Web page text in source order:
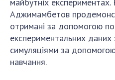
Аджимамбетов
отримані за допомогою
експериментальних
симуляціями за
навчання.